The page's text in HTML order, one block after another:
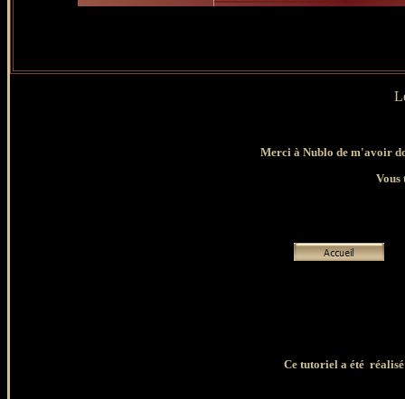
Merci à Nublo de m'avoir
Ce tutoriel a été réalisé